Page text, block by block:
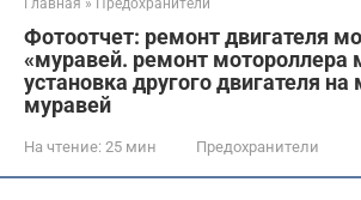
Главная » Предохранители
Фотоотчет: ремонт двигателя
«муравей. ремонт мотороллера
установка другого двигателя
муравей
На чтение: 25 мин Предохранители